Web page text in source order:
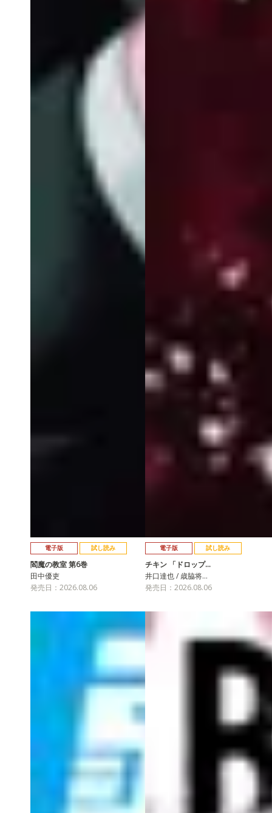
電子版 試し読み
閻魔の教室 第6巻
田中優吏
発売日：2026.08.06
電子版 試し読み
チキン 「ドロップ…
井口達也 / 歳脇将…
発売日：2026.08.06